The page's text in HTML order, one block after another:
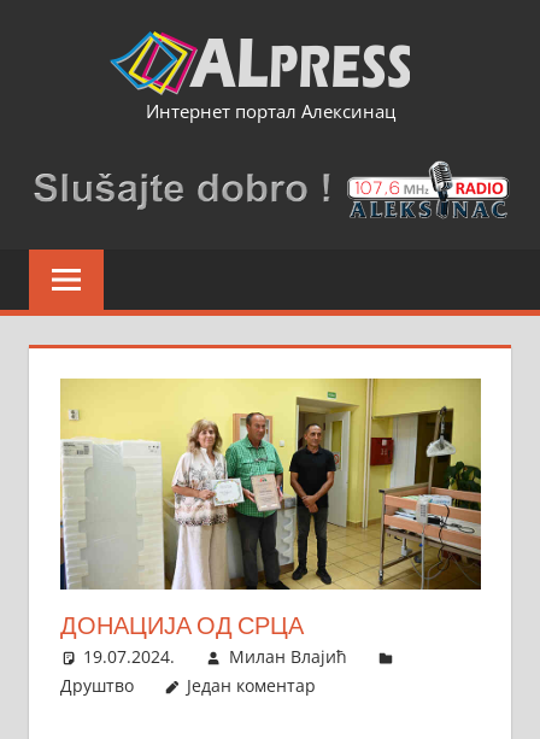
Интернет портал Алексинац
ДОНАЦИЈА ОД СРЦА
19.07.2024.
Милан Влајић
Друштво
Један коментар